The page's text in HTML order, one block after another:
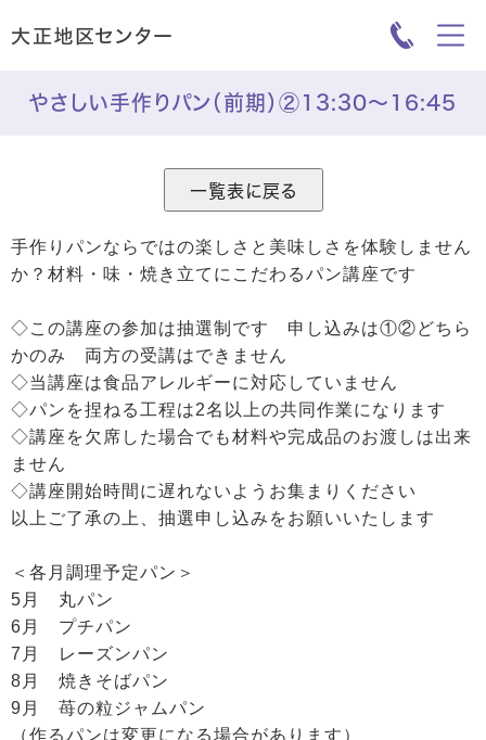
やさしい手作りパン（前期）②13:30～16:45
手作りパンならではの楽しさと美味しさを体験しません
か？材料・味・焼き立てにこだわるパン講座です
◇この講座の参加は抽選制です 申し込みは①②どちら
かのみ 両方の受講はできません
◇当講座は食品アレルギーに対応していません
◇パンを捏ねる工程は2名以上の共同作業になります
◇講座を欠席した場合でも材料や完成品のお渡しは出来
ません
◇講座開始時間に遅れないようお集まりください
以上ご了承の上、抽選申し込みをお願いいたします
＜各月調理予定パン＞
5月 丸パン
6月 プチパン
7月 レーズンパン
8月 焼きそばパン
9月 苺の粒ジャムパン
（作るパンは変更になる場合があります）